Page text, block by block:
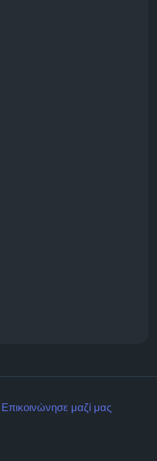
Επικοινώνησε μαζί μας